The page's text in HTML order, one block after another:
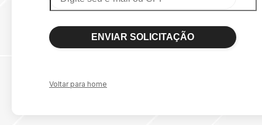
ENVIAR SOLICITAÇÃO
Voltar para home